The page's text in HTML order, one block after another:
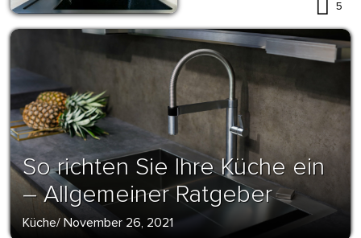
5
So richten Sie Ihre Küche ein
– Allgemeiner Ratgeber
Küche/ November 26, 2021